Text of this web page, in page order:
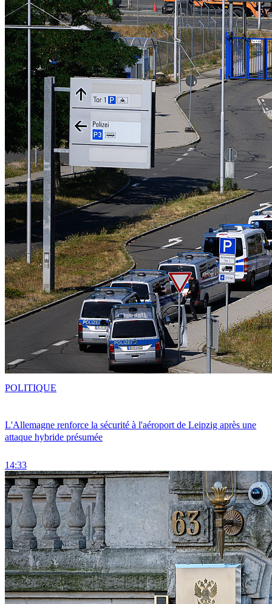
L'Allemagne renforce la sécurité à l'aéroport de Leipzig après une
attaque hybride présumée
14:33
POLITIQUE